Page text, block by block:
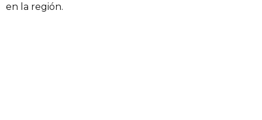
en la región.